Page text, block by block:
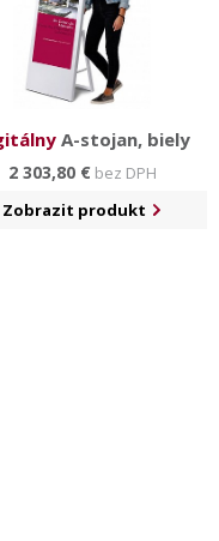
A-stojan, biely
2 303,80 €bez DPH
Zobrazit produkt